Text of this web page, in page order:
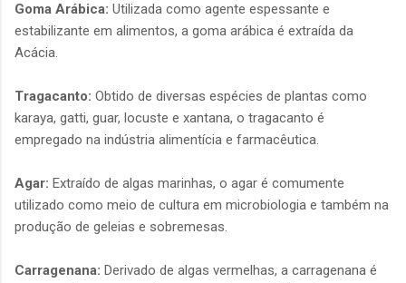
Goma Arábica: Utilizada como agente espessante e
estabilizante em alimentos, a goma arábica é extraída da
Acácia.
Tragacanto: Obtido de diversas espécies de plantas como
karaya, gatti, guar, locuste e xantana, o tragacanto é
empregado na indústria alimentícia e farmacêutica.
Agar: Extraído de algas marinhas, o agar é comumente
utilizado como meio de cultura em microbiologia e também na
produção de geleias e sobremesas.
Carragenana: Derivado de algas vermelhas, a carragenana é